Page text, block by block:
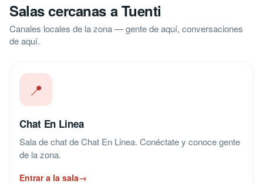
Salas cercanas a Tuenti
Canales locales de la zona — gente de aquí, conversaciones
de aquí.
📍
Chat En Linea
Sala de chat de Chat En Linea. Conéctate y conoce gente
de la zona.
Entrar a la sala→